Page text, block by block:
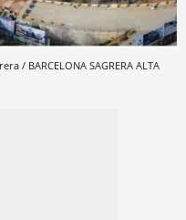
/ BARCELONA SAGRERA ALTA